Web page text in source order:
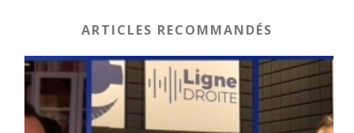
ARTICLES RECOMMANDÉS